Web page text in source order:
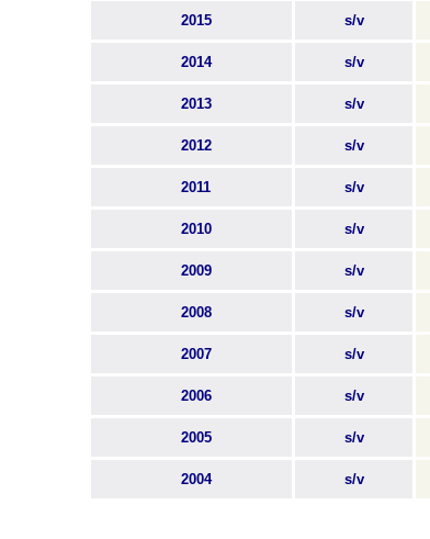
2015 s/v
2014 s/v
2013 s/v
2012 s/v
2011 s/v
2010 s/v
2009 s/v
2008 s/v
2007 s/v
2006 s/v
2005 s/v
2004 s/v